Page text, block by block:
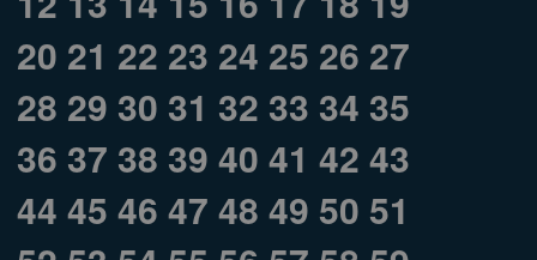
20 21 22 23 24 25 26 27
28 29 30 31 32 33 34 35
36 37 38 39 40 41 42 43
44 45 46 47 48 49 50 51